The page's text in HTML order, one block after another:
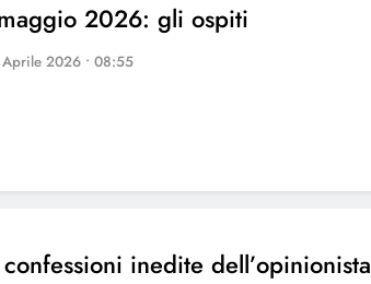
2026: gli ospiti
2026 • 08:55
inedite dell’opinionista